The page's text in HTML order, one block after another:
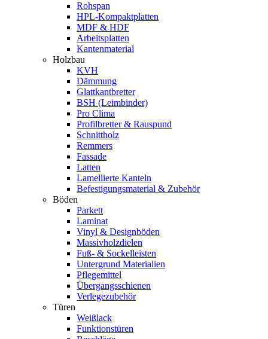
Rohspan
HPL-Kompaktplatten
MDF & HDF
Arbeitsplatten
Kantenmaterial
Holzbau
KVH
Dämmung
Glattkantbretter
BSH (Leimbinder)
Pro Clima
Profilbretter & Rauspund
Schnittholz
Remmers
Fassade
Latten
Lamellierte Kanteln
Befestigungsmaterial & Zubehör
Böden
Parkett
Laminat
Vinyl & Designböden
Massivholzdielen
Fuß- & Sockelleisten
Untergrund Materialien
Pflegemittel
Übergangsschienen
Verlegezubehör
Türen
Weißlack
Funktionstüren